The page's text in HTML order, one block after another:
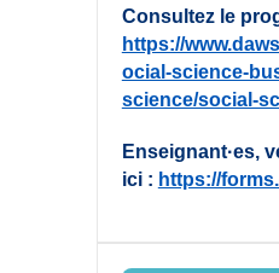
Consultez le
https://
ocial-science-
science/social-
Enseignant·es,
ici : https://